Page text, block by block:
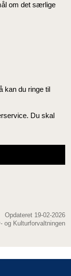
om det særlige
kan du ringe til
Du skal
Opdateret 19-02-2026
og Kulturforvaltningen